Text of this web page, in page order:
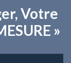
Votre
»